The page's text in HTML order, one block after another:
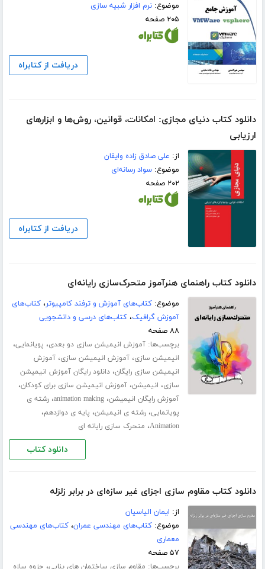
موضوع:نرم افزار شبیه سازی
۲۰۵ صفحه
دریافت از کتابراه
دانلود کتاب دنیای مجازی: امکانات، قوانین، روش‌ها و ابزارهای
ارزیابی
از: علی صادق زاده وایقان
موضوع:سواد رسانه‌ای
۲۰۲ صفحه
دریافت از کتابراه
دانلود کتاب راهنمای هنرآموز متحرک‌سازی رایانه‌ای
موضوع:کتاب‌های آموزش و ترفند کامپیوتر،کتاب‌های
آموزش گرافیک،کتاب‌های درسی و دانشجویی
۸۸ صفحه
برچسب‌ها:آموزش انیمیشن سازی دو بعدی، پویانمایی،
انیمیشن سازی،آموزش انیمیشن سازی،آموزش
انیمیشن سازی رایگان،دانلود رایگان آموزش انیمیشن
سازی، انیمیشن،آموزش انیمیشن سازی برای کودکان،
آموزش رایگان انیمیشن،animation making،رشته ی
پویانمایی،رشته ی انیمیشن، پایه ی دوازدهم،
Animation، متحرک سازی رایانه ای
دانلود کتاب
دانلود کتاب مقاوم سازی اجزای غیر سازه‌ای در برابر زلزله
از: ایمان الیاسیان
موضوع:کتاب‌های مهندسی عمران،کتاب‌های مهندسی
معماری
۵۷ صفحه
برچسب‌ها: مقاوم سازی ساختمان های بنایی، جزوه سازه